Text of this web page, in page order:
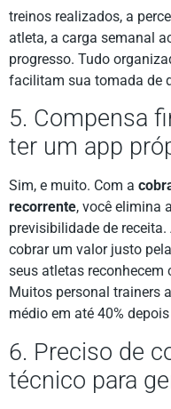
treinos realizados, a
atleta, a carga semanal
progresso. Tudo
facilitam sua tomada de
5. Compensa
ter um app
Sim, e muito. Com a
recorrente, você elimina
previsibilidade de
cobrar um valor justo
seus atletas reconhecem
Muitos personal trainers
médio em até 40%
6. Preciso de
técnico para